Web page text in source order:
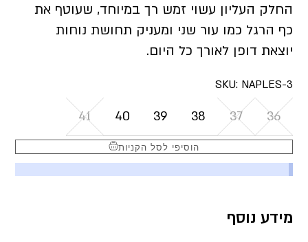
החלק העליון עשוי זמש רך במיוחד, שעוטף את
כף הרגל כמו עור שני ומעניק תחושת נוחות
יוצאת דופן לאורך כל היום.
SKU: NAPLES-3
36
37
38
39
40
41
הוסיפי לסל הקניות
מידע נוסף